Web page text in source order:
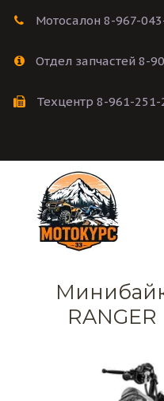
Мотосалон 8-967-
Отдел запчастей 8-
Техцентр 8-961-251-